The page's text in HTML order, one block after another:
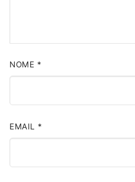
NOME *
EMAIL *